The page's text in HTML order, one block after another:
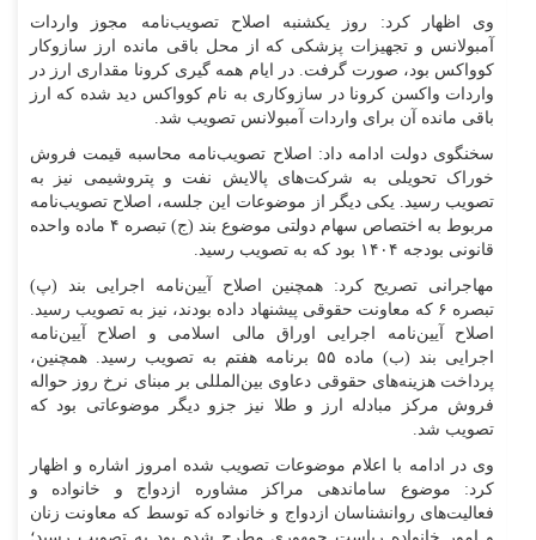
وی اظهار کرد: روز یکشنبه اصلاح تصویب‌نامه مجوز واردات
آمبولانس و تجهیزات پزشکی که از محل باقی مانده ارز سازوکار
کوواکس بود، صورت گرفت. در ایام همه گیری کرونا مقداری ارز در
واردات واکسن کرونا در سازوکاری به نام کوواکس دید شده که ارز
باقی مانده آن برای واردات آمبولانس تصویب شد.
سخنگوی دولت ادامه داد: اصلاح تصویب‌نامه محاسبه قیمت فروش
خوراک تحویلی به شرکت‌های پالایش نفت و پتروشیمی نیز به
تصویب رسید. یکی دیگر از موضوعات این جلسه، اصلاح تصویب‌نامه
مربوط به اختصاص سهام دولتی موضوع بند (ج) تبصره ۴ ماده واحده
قانونی بودجه ۱۴۰۴ بود که به تصویب رسید.
مهاجرانی تصریح کرد: همچنین اصلاح آیین‌نامه اجرایی بند (پ)
تبصره ۶ که معاونت حقوقی پیشنهاد داده بودند، نیز به تصویب رسید.
اصلاح آیین‌نامه اجرایی اوراق مالی اسلامی و اصلاح آیین‌نامه
اجرایی بند (ب) ماده ۵۵ برنامه هفتم به تصویب رسید. همچنین،
پرداخت هزینه‌های حقوقی دعاوی بین‌المللی بر مبنای نرخ روز حواله
فروش مرکز مبادله ارز و طلا نیز جزو دیگر موضوعاتی بود که
تصویب شد.
وی در ادامه با اعلام موضوعات تصویب شده امروز اشاره و اظهار
کرد: موضوع ساماندهی مراکز مشاوره ازدواج و خانواده و
فعالیت‌های روانشناسان ازدواج و خانواده که توسط که معاونت زنان